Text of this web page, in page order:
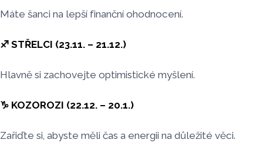
Máte šanci na lepší finanční ohodnocení.
♐ STŘELCI (23.11. – 21.12.)
Hlavně si zachovejte optimistické myšlení.
♑ KOZOROZI (22.12. – 20.1.)
Zařiďte si, abyste měli čas a energii na důležité věci.